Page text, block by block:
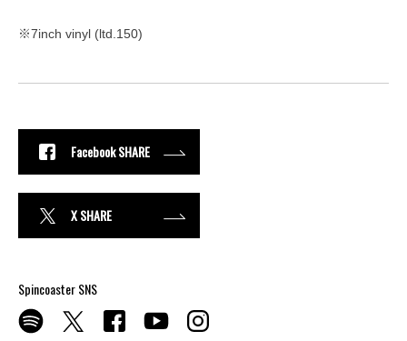
※7inch vinyl (ltd.150)
Facebook SHARE
X SHARE
Spincoaster SNS